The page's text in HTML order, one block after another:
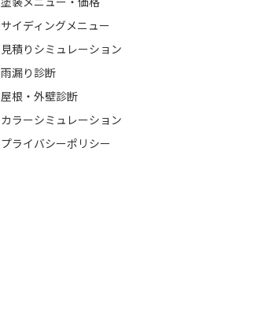
サイディングメニュー
見積りシミュレーション
雨漏り診断
屋根・外壁診断
カラーシミュレーション
プライバシーポリシー